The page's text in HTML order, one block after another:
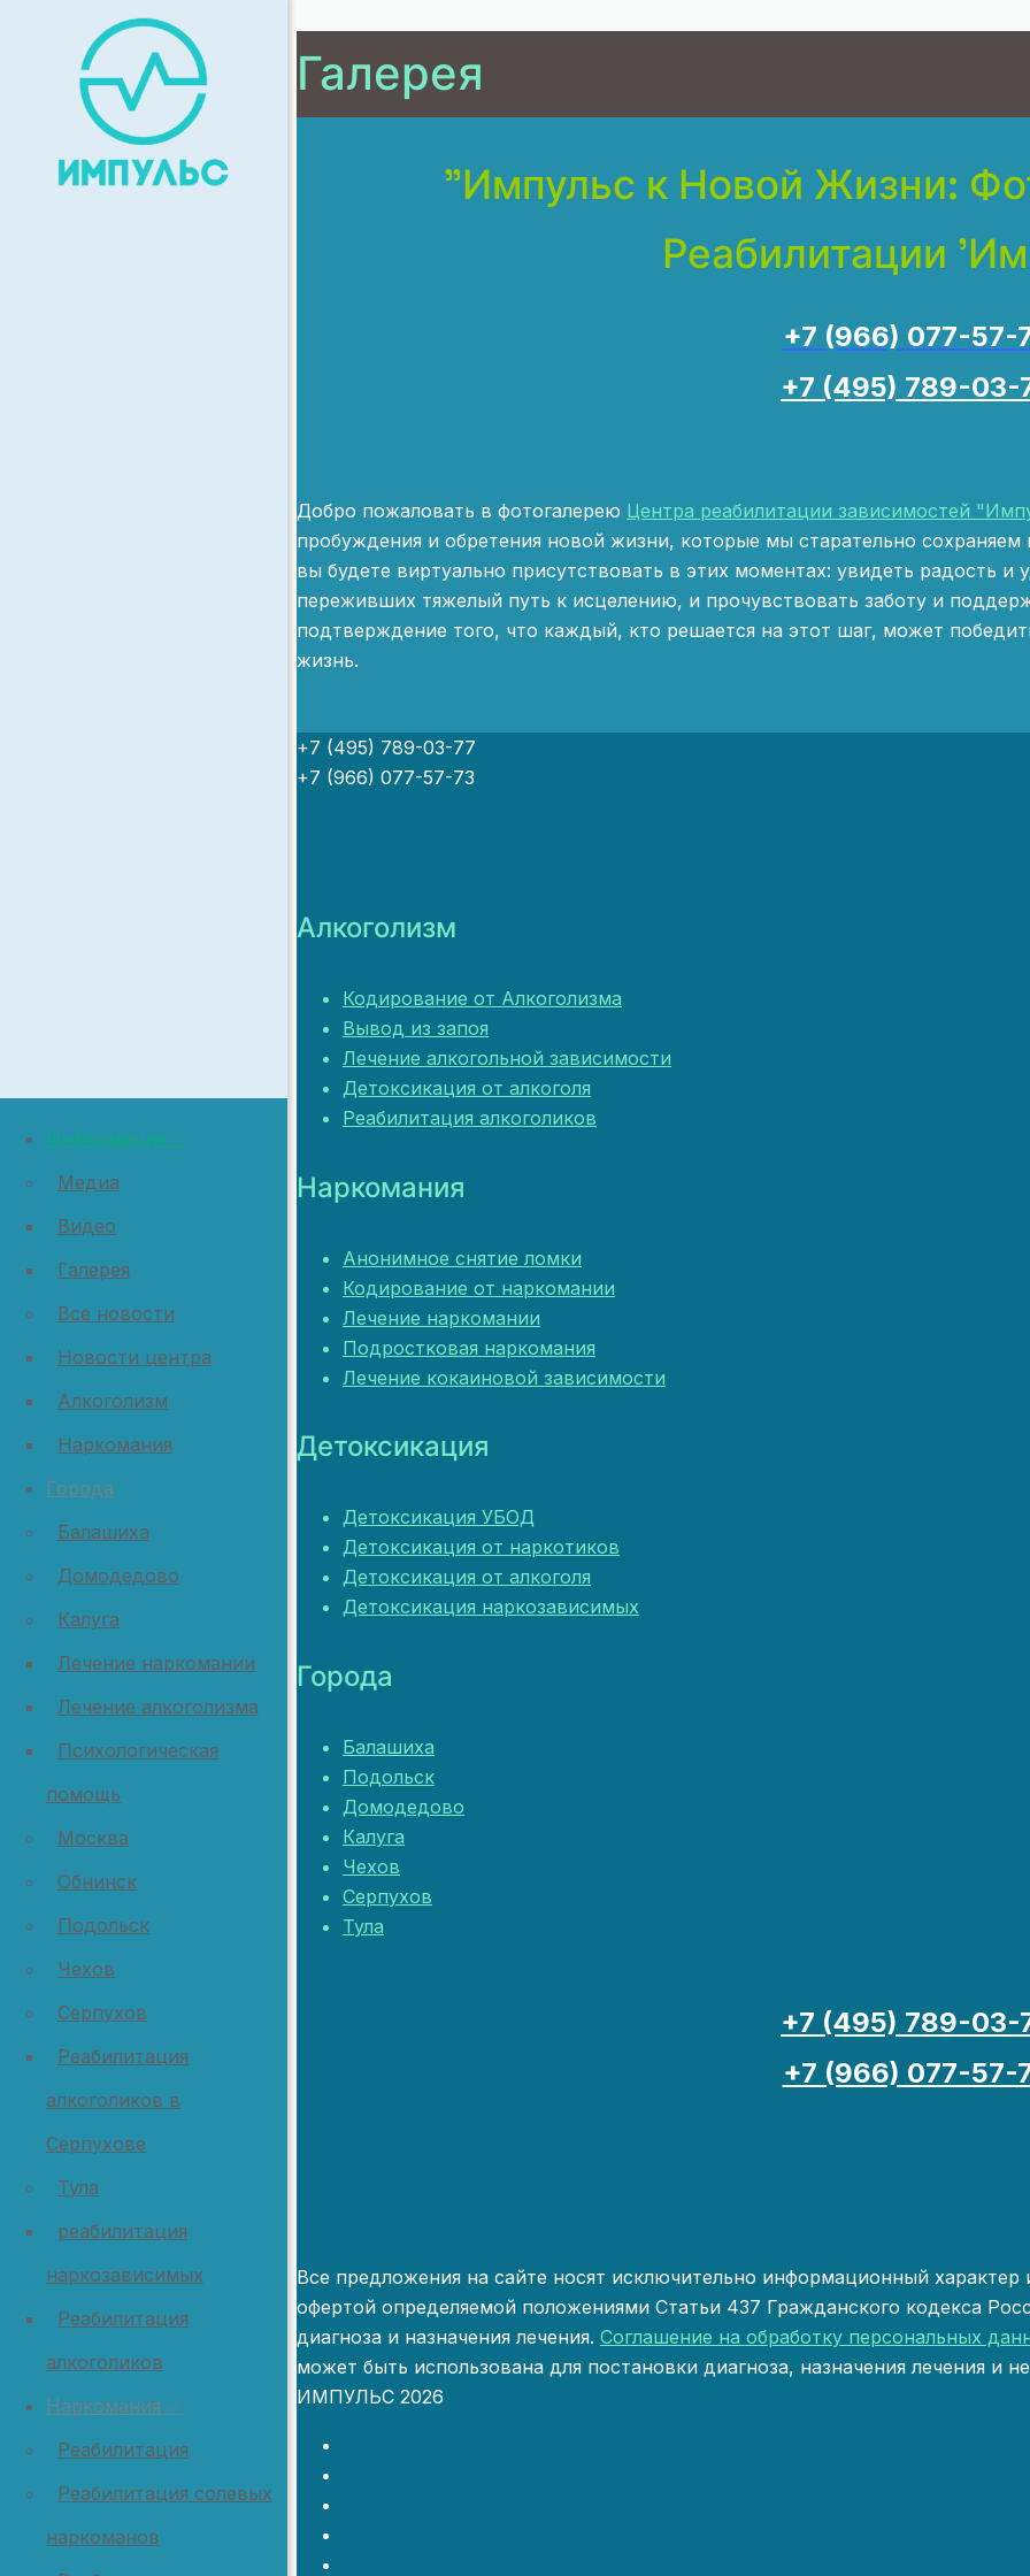
Информация ✅
Медиа
Видео
Галерея
Все новости
Новости центра
Алкоголизм
Наркомания
Города
Балашиха
Домодедово
Калуга
Лечение наркомании
Лечение алкоголизма
Психологическая
помощь
Москва
Обнинск
Подольск
Чехов
Серпухов
Реабилитация
алкоголиков в
Серпухове
Тула
реабилитация
наркозависимых
Реабилитация
алкоголиков
Наркомания ✅
Реабилитация
Реабилитация солевых
наркоманов
Галерея
"Импульс к Новой Жизни:
Реабилитации
+7 (966) 077-57-
+7 (495) 789-03-
Добро пожаловать в фотогалерею Центра реабилитации зависимостей
пробуждения и обретения новой жизни, которые мы старательно
вы будете виртуально присутствовать в этих моментах: увидеть радость и
переживших тяжелый путь к исцелению, и прочувствовать заботу и
подтверждение того, что каждый, кто решается на этот шаг, может
жизнь.
+7 (495) 789-03-77
+7 (966) 077-57-73
Алкоголизм
Кодирование от Алкоголизма
Вывод из запоя
Лечение алкогольной зависимости
Детоксикация от алкоголя
Реабилитация алкоголиков
Наркомания
Анонимное снятие ломки
Кодирование от наркомании
Лечение наркомании
Подростковая наркомания
Лечение кокаиновой зависимости
Детоксикация
Детоксикация УБОД
Детоксикация от наркотиков
Детоксикация от алкоголя
Детоксикация наркозависимых
Города
Балашиха
Подольск
Домодедово
Калуга
Чехов
Серпухов
Тула
+7 (495) 789-03-
+7 (966) 077-57-
Все предложения на сайте носят исключительно информационный характер
офертой определяемой положениями Статьи 437 Гражданского кодекса
диагноза и назначения лечения. Соглашение на обработку персональных
может быть использована для постановки диагноза, назначения лечения и
ИМПУЛЬС 2026